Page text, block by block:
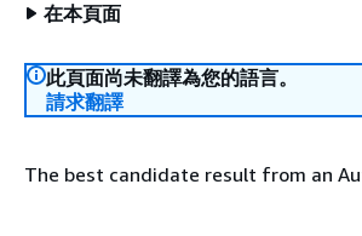
在本頁面
此頁面尚未翻譯為您的語言。
請求翻譯
The best candidate result from an